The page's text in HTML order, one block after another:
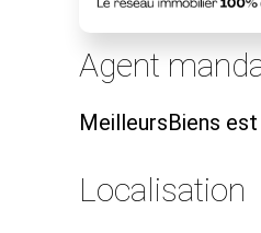
Agent
MeilleursBiens
Localisation